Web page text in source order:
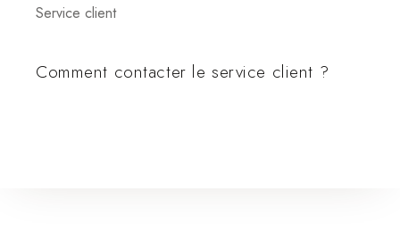
Service client
Comment contacter le service client ?